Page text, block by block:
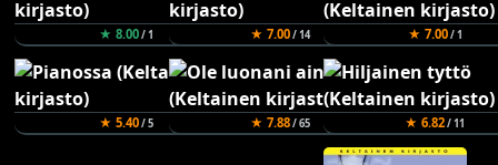
★ 8.00/ 1 ★ 7.00/ 14 ★ 7.00/ 1
★ 5.40/ 5 ★ 7.88/ 65 ★ 6.82/ 11